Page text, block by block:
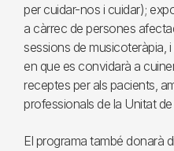
per cuidar-nos i cuidar);
a càrrec de persones
sessions de musicoteràpia,
en que es convidarà a
receptes per als pacients,
professionals de la Unitat
El programa també donarà